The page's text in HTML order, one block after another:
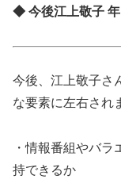
◆ 今後江上敬子 年
今後、江上敬子さ
な要素に左右され
・情報番組やバ
持できるか